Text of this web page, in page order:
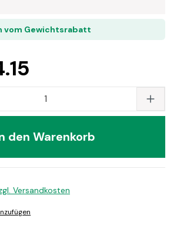
vom Gewichtsrabatt
Gib den gewünschten
den Warenkorb
Versandkosten